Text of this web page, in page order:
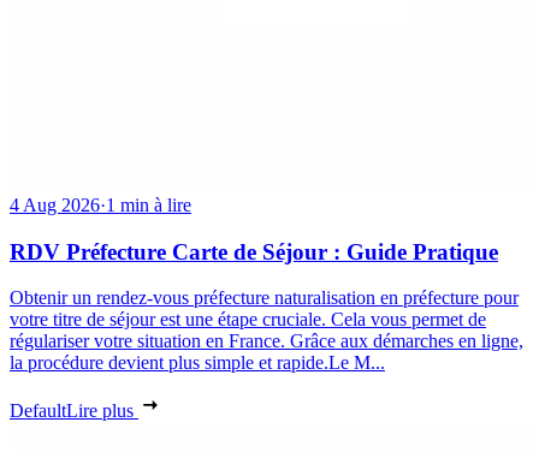
4 Aug 2026·1 min à lire
RDV Préfecture Carte de Séjour : Guide Pratique
Obtenir un rendez-vous préfecture naturalisation en préfecture pour
votre titre de séjour est une étape cruciale. Cela vous permet de
régulariser votre situation en France. Grâce aux démarches en ligne,
la procédure devient plus simple et rapide.Le M...
DefaultLire plus